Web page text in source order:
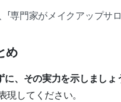
「専門家がメイクアップサ
め
に、その実力を示しまし
現してください。